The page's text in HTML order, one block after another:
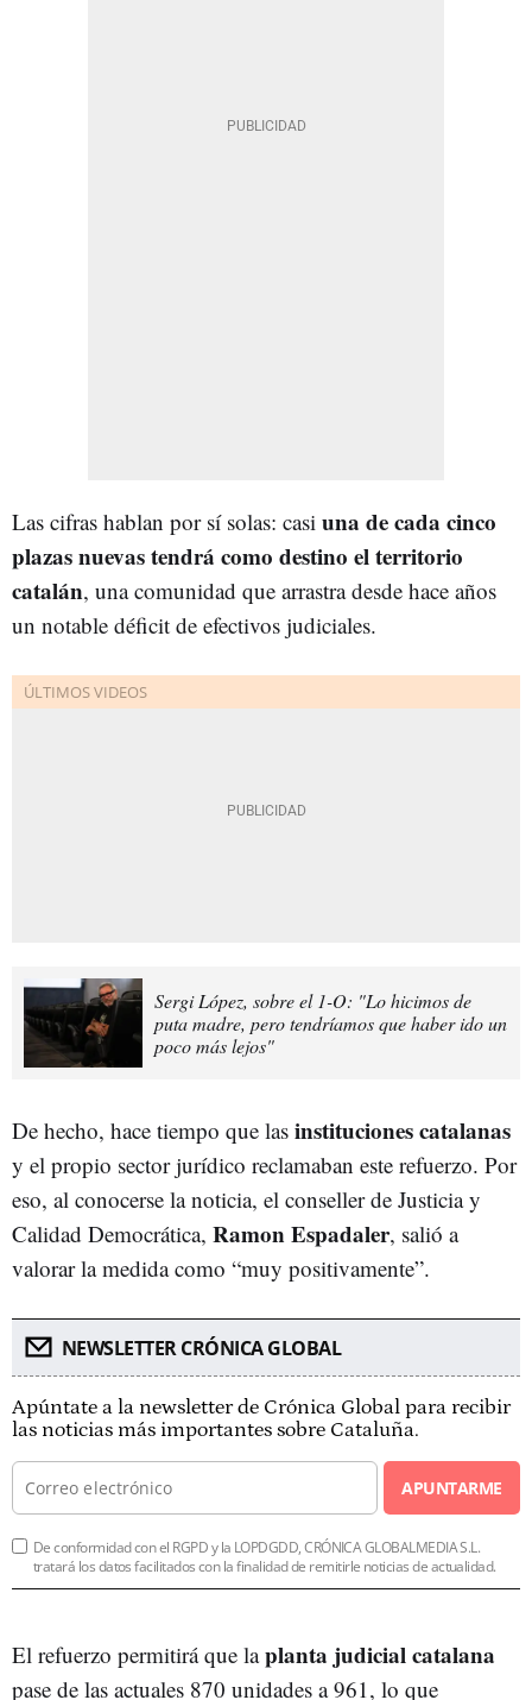
Las cifras hablan por sí solas: casi una de cada cinco
plazas nuevas tendrá como destino el territorio
catalán, una comunidad que arrastra desde hace años
un notable déficit de efectivos judiciales.
Sergi López, sobre el 1-O: "Lo hicimos de
puta madre, pero tendríamos que haber ido un
poco más lejos"
De hecho, hace tiempo que las instituciones catalanas
y el propio sector jurídico reclamaban este refuerzo. Por
eso, al conocerse la noticia, el conseller de Justicia y
Calidad Democrática, Ramon Espadaler, salió a
valorar la medida como “muy positivamente”.
NEWSLETTER CRÓNICA GLOBAL
Apúntate a la newsletter de Crónica Global para recibir
las noticias más importantes sobre Cataluña.
APUNTARME
De conformidad con el RGPD y la LOPDGDD, CRÓNICA GLOBALMEDIA S.L.
tratará los datos facilitados con la finalidad de remitirle noticias de actualidad.
El refuerzo permitirá que laplanta judicial catalana
pase de las actuales 870 unidades a 961, lo que